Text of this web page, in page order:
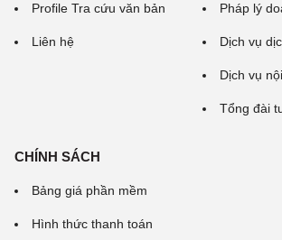
Profile Tra cứu văn bản
Liên hệ
Pháp lý
Dịch vụ
Dịch vụ
Tổng đài
CHÍNH SÁCH
Bảng giá phần mềm
Hình thức thanh toán